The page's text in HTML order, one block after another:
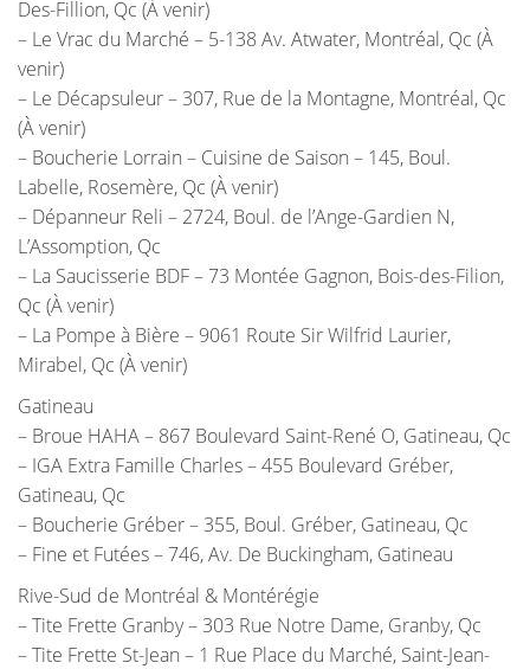
Des-Fillion, Qc (À venir)
– Le Vrac du Marché – 5-138 Av. Atwater, Montréal, Qc (À
venir)
– Le Décapsuleur – 307, Rue de la Montagne, Montréal, Qc
(À venir)
– Boucherie Lorrain – Cuisine de Saison – 145, Boul.
Labelle, Rosemère, Qc (À venir)
– Dépanneur Reli – 2724, Boul. de l’Ange-Gardien N,
L’Assomption, Qc
– La Saucisserie BDF – 73 Montée Gagnon, Bois-des-Filion,
Qc (À venir)
– La Pompe à Bière – 9061 Route Sir Wilfrid Laurier,
Mirabel, Qc (À venir)
Gatineau
– Broue HAHA – 867 Boulevard Saint-René O, Gatineau, Qc
– IGA Extra Famille Charles – 455 Boulevard Gréber,
Gatineau, Qc
– Boucherie Gréber – 355, Boul. Gréber, Gatineau, Qc
– Fine et Futées – 746, Av. De Buckingham, Gatineau
Rive-Sud de Montréal & Montérégie
– Tite Frette Granby – 303 Rue Notre Dame, Granby, Qc
– Tite Frette St-Jean – 1 Rue Place du Marché, Saint-Jean-